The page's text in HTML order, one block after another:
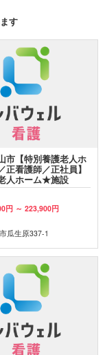
す
市【特別養護老人ホ
正看護師／正社員】
人ホーム★施設
円 ～ 223,900円
瓜生原337-1